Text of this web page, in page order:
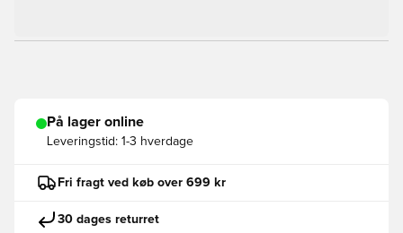
På lager online
Leveringstid: 1-3 hverdage
Fri fragt ved køb over 699 kr
30 dages returret